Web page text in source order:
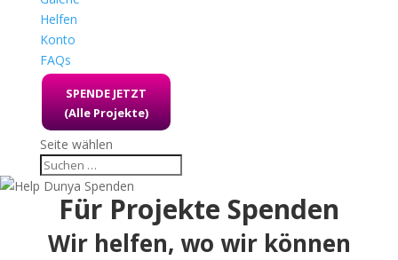
Helfen
Konto
FAQs
SPENDE JETZT
(Alle Projekte)
Seite wählen
Für Projekte Spenden
Wir helfen, wo wir können